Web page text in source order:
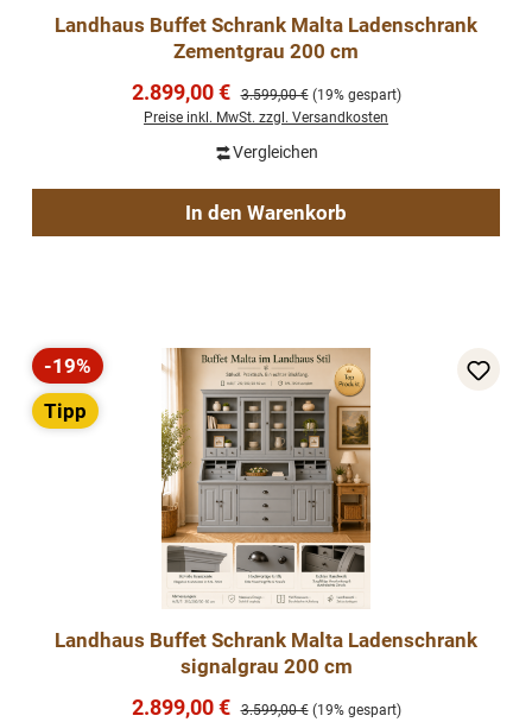
Landhaus Buffet Schrank Malta Ladenschrank
Zementgrau 200 cm
Verkaufspreis:
2.899,00 € Regulärer Preis:
3.599,00 € (19% gespart)
Preise inkl. MwSt. zzgl. Versandkosten
Vergleichen
In den Warenkorb
Rabatt
-19%
Tipp
Landhaus Buffet Schrank Malta Ladenschrank
signalgrau 200 cm
Verkaufspreis:
2.899,00 € Regulärer Preis:
3.599,00 € (19% gespart)